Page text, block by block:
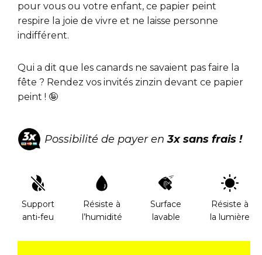
pour vous ou votre enfant, ce papier peint
respire la joie de vivre et ne laisse personne
indifférent.
Qui a dit que les canards ne savaient pas faire la
fête ? Rendez vos invités zinzin devant ce papier
peint ! 🤪
Possibilité de payer en3x sans frais !
Support
anti-feu
Résiste à
l’humidité
Surface
lavable
Résiste à
la lumière